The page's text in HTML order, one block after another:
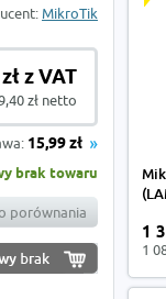
MikroTik
z VAT
zł netto
15,99 zł
brak towaru
porównania
1
1